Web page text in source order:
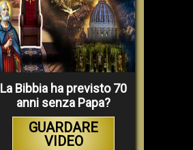
La Bibbia ha previsto 70
anni senza Papa?
GUARDARE
VIDEO